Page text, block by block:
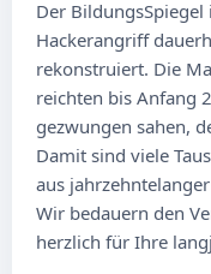
Der
Hackerangriff
rekonstruiert. Die
reichten bis Anfang
gezwungen sahen,
Damit sind viele
aus
Wir bedauern den
herzlich für Ihre